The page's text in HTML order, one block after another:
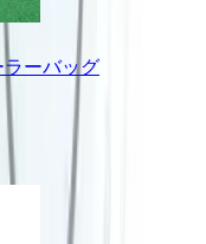
ーバッグ